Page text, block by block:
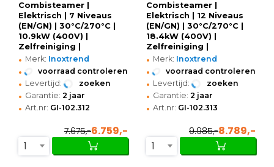
Combisteamer |
Elektrisch | 7 Niveaus
(EN/GN) | 30°C/270°C |
10.9kW (400V) |
Zelfreiniging |
Touchscreen + WiFi |
840x996x956(h)mm
• Merk: Inoxtrend
• voorraad controleren
• Levertijd: zoeken
• Garantie: 2 jaar
• Art.nr: GI-102.312
7.675,-6.759,-
1
Combisteamer |
Elektrisch | 12 Niveaus
(EN/GN) | 30°C/270°C |
18.4kW (400V) |
Zelfreiniging |
Touchscreen + WiFi |
840x996x1281(h)mm
• Merk: Inoxtrend
• voorraad controleren
• Levertijd: zoeken
• Garantie: 2 jaar
• Art.nr: GI-102.313
9.985,-8.789,-
1